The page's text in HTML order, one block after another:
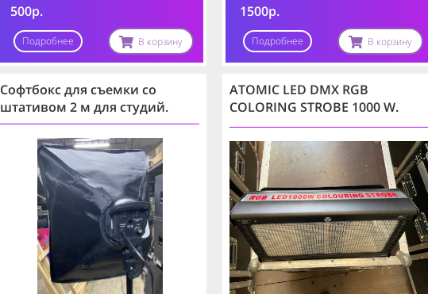
500р.
Подробнее В корзину
1500р.
Подробнее В корзину
Софтбокс для съемки со
штативом 2 м для студий.
ATOMIC LED DMX RGB
COLORING STROBE 1000 W.